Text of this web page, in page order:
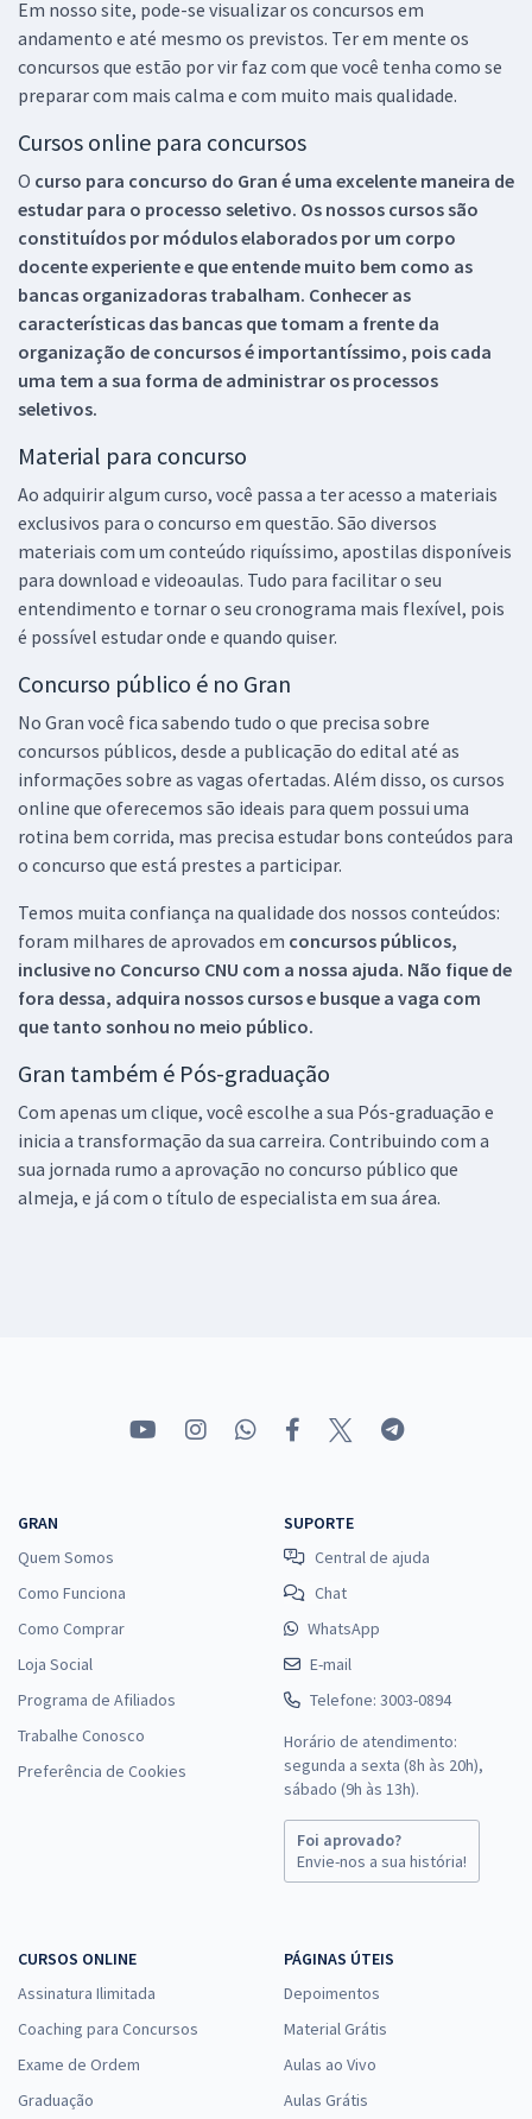
Em nosso site, pode-se visualizar os concursos em
andamento e até mesmo os previstos. Ter em mente os
concursos que estão por vir faz com que você tenha como se
preparar com mais calma e com muito mais qualidade.
Cursos online para concursos
O curso para concurso do Gran é uma excelente maneira de
estudar para o processo seletivo. Os nossos cursos são
constituídos por módulos elaborados por um corpo
docente experiente e que entende muito bem como as
bancas organizadoras trabalham. Conhecer as
características das bancas que tomam a frente da
organização de concursos é importantíssimo, pois cada
uma tem a sua forma de administrar os processos
seletivos.
Material para concurso
Ao adquirir algum curso, você passa a ter acesso a materiais
exclusivos para o concurso em questão. São diversos
materiais com um conteúdo riquíssimo, apostilas disponíveis
para download e videoaulas. Tudo para facilitar o seu
entendimento e tornar o seu cronograma mais flexível, pois
é possível estudar onde e quando quiser.
Concurso público é no Gran
No Gran você fica sabendo tudo o que precisa sobre
concursos públicos, desde a publicação do edital até as
informações sobre as vagas ofertadas. Além disso, os cursos
online que oferecemos são ideais para quem possui uma
rotina bem corrida, mas precisa estudar bons conteúdos para
o concurso que está prestes a participar.
Temos muita confiança na qualidade dos nossos conteúdos:
foram milhares de aprovados em concursos públicos,
inclusive no Concurso CNU com a nossa ajuda. Não fique de
fora dessa, adquira nossos cursos e busque a vaga com
que tanto sonhou no meio público.
Gran também é Pós-graduação
Com apenas um clique, você escolhe a sua Pós-graduação e
inicia a transformação da sua carreira. Contribuindo com a
sua jornada rumo a aprovação no concurso público que
almeja, e já com o título de especialista em sua área.
GRAN
Quem Somos
Como Funciona
Como Comprar
Loja Social
Programa de Afiliados
Trabalhe Conosco
Preferência de Cookies
SUPORTE
Central de ajuda
Chat
WhatsApp
E-mail
Telefone: 3003-0894
Horário de atendimento:
segunda a sexta (8h às 20h),
sábado (9h às 13h).
Foi aprovado?
Envie-nos a sua história!
CURSOS ONLINE
Assinatura Ilimitada
Coaching para Concursos
Exame de Ordem
Graduação
PÁGINAS ÚTEIS
Depoimentos
Material Grátis
Aulas ao Vivo
Aulas Grátis